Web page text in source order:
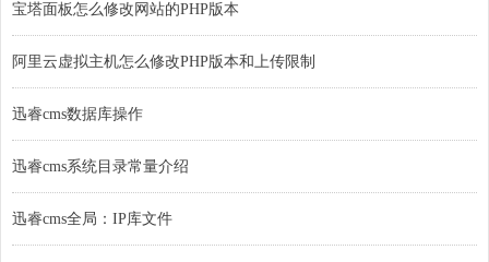
宝塔面板怎么修改网站的PHP版本
阿里云虚拟主机怎么修改PHP版本和上传限制
迅睿cms数据库操作
迅睿cms系统目录常量介绍
迅睿cms全局：IP库文件